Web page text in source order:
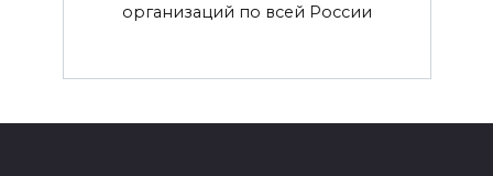
организаций по всей России